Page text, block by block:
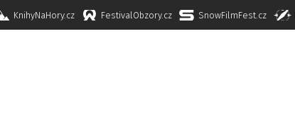
KnihyNaHory.cz FestivalObzory.cz SnowFilmFest.cz